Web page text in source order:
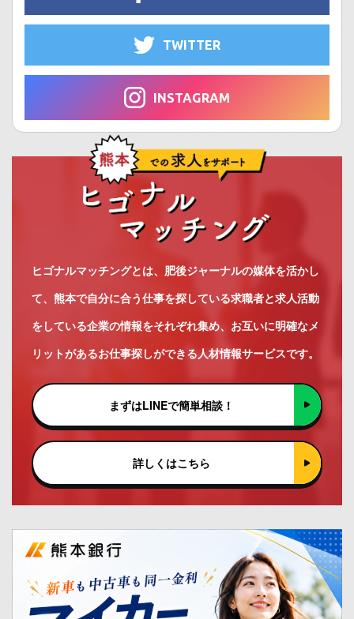
TWITTER
INSTAGRAM
ヒゴナルマッチングとは、肥後ジャーナルの媒体を活かし
て、熊本で自分に合う仕事を探している求職者と求人活動
をしている企業の情報をそれぞれ集め、お互いに明確なメ
リットがあるお仕事探しができる人材情報サービスです。
まずはLINEで簡単相談！
詳しくはこちら